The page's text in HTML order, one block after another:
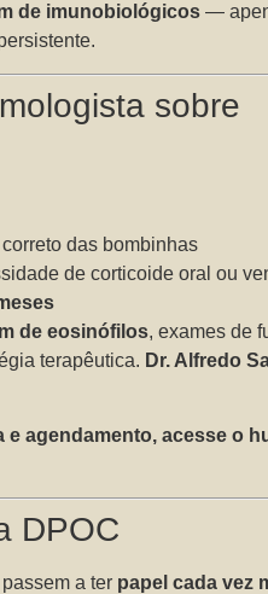
de imunobiológicos —
sobre
das bombinhas
de corticoide oral ou
de eosinófilos, exames de
terapêutica. Dr. Alfredo
agendamento, acesse o
DPOC
a ter papel cada vez